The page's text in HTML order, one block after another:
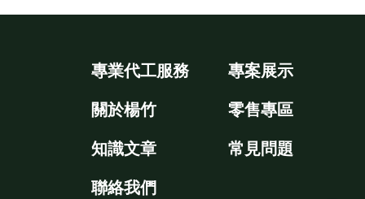
專業代工服務
專案展示
關於楊竹
零售專區
知識文章
常見問題
聯絡我們